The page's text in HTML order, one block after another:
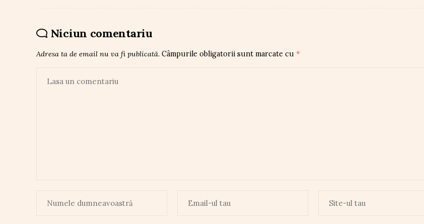
Niciun comentariu
Adresa ta de email nu va fi publicată. Câmpurile obligatorii sunt marcate cu *